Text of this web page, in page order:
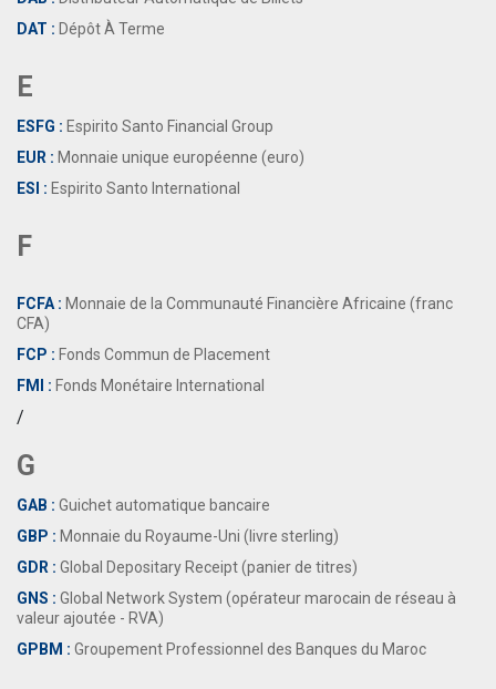
DAT : Dépôt À Terme
E
ESFG : Espirito Santo Financial Group
EUR : Monnaie unique européenne (euro)
ESI : Espirito Santo International
F
FCFA : Monnaie de la Communauté Financière Africaine (franc
CFA)
FCP : Fonds Commun de Placement
FMI : Fonds Monétaire International
/
G
GAB : Guichet automatique bancaire
GBP : Monnaie du Royaume-Uni (livre sterling)
GDR : Global Depositary Receipt (panier de titres)
GNS : Global Network System (opérateur marocain de réseau à
valeur ajoutée - RVA)
GPBM : Groupement Professionnel des Banques du Maroc